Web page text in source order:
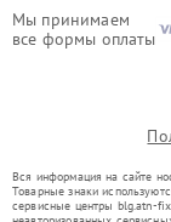
Мы принимаем
все формы оплаты
Вся информация на сайте
Товарные знаки
сервисные центры blg.atn-